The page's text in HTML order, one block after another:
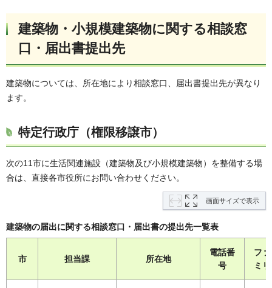
建築物・小規模建築物に関する相談窓
口・届出書提出先
建築物については、所在地により相談窓口、届出書提出先が異なり
ます。
特定行政庁（権限移譲市）
次の11市に生活関連施設（建築物及び小規模建築物）を整備する場
合は、直接各市役所にお問い合わせください。
画面サイズで表示
建築物の届出に関する相談窓口・届出書の提出先一覧表
市 担当課 所在地
電話番
号
フ
ミ